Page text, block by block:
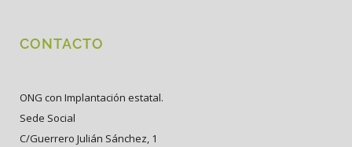
CONTACTO
ONG con Implantación estatal.
Sede Social
C/Guerrero Julián Sánchez, 1